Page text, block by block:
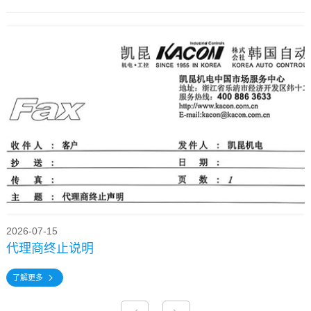
2026-07-15
代理商终止说明
了解更多
了解更多
了解更多
了解更多
了解更多